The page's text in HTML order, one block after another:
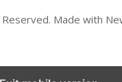
Made with